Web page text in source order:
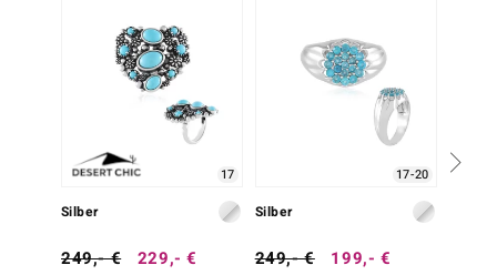
Collection
BY DE MELO
17
Silber
249,- € 229,- €
17-20
Silber
249,- € 199,- €